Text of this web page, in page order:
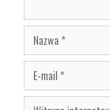
Nazwa
E-
mail
Witryna